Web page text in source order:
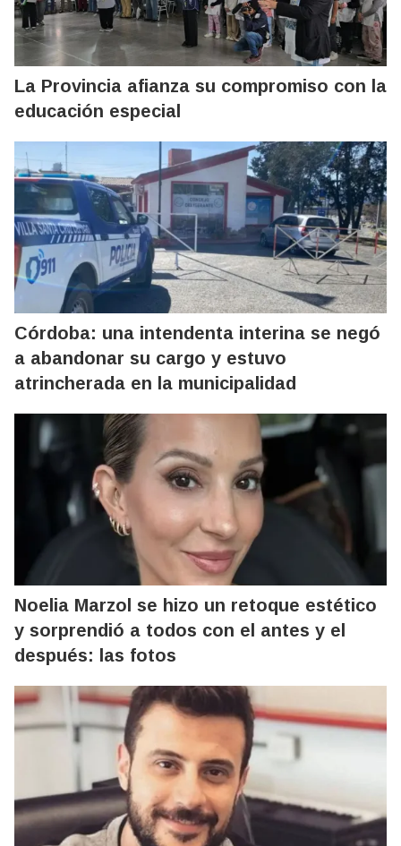
La Provincia afianza su compromiso con la
educación especial
Córdoba: una intendenta interina se negó
a abandonar su cargo y estuvo
atrincherada en la municipalidad
Noelia Marzol se hizo un retoque estético
y sorprendió a todos con el antes y el
después: las fotos